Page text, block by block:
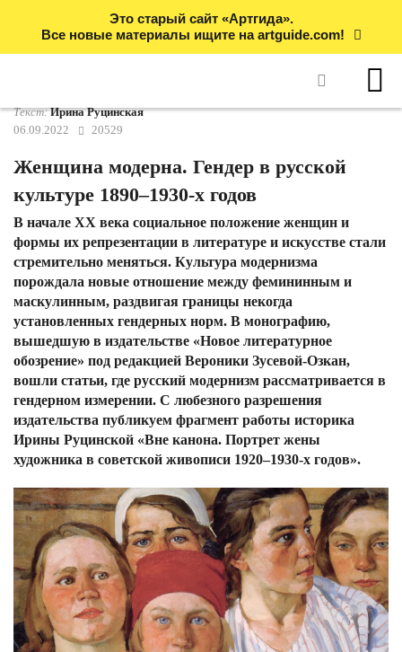
Это старый сайт «Артгида».
Все новые материалы ищите на artguide.com!
Текст:Ирина Руцинская
06.09.2022
20529
Женщина модерна. Гендер в русской
культуре 1890–1930-х годов
В начале XX века социальное положение женщин и
формы их репрезентации в литературе и искусстве стали
стремительно меняться. Культура модернизма
порождала новые отношение между фемининным и
маскулинным, раздвигая границы некогда
установленных гендерных норм. В монографию,
вышедшую в издательстве «Новое литературное
обозрение» под редакцией Вероники Зусевой-Озкан,
вошли статьи, где русский модернизм рассматривается в
гендерном измерении. С любезного разрешения
издательства публикуем фрагмент работы историка
Ирины Руцинской «Вне канона. Портрет жены
художника в советской живописи 1920–1930-х годов».